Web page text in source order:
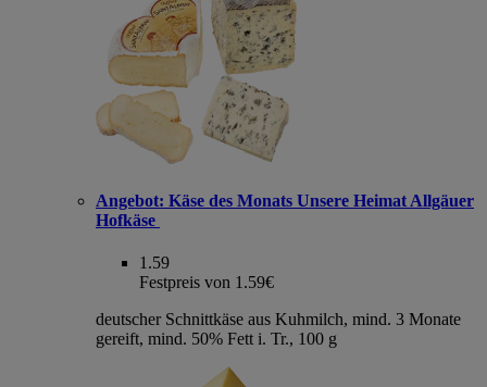
Angebot: Käse des Monats Unsere Heimat Allgäuer
Hofkäse
1.59
Festpreis von 1.59€
deutscher Schnittkäse aus Kuhmilch, mind. 3 Monate
gereift, mind. 50% Fett i. Tr., 100 g